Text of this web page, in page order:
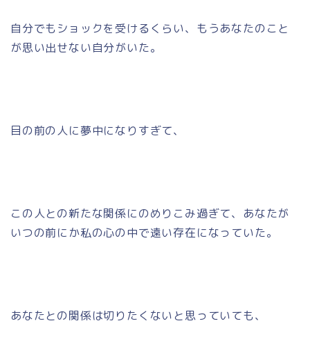
自分でもショックを受けるくらい、もうあなたのこと
が思い出せない自分がいた。
目の前の人に夢中になりすぎて、
この人との新たな関係にのめりこみ過ぎて、あなたが
いつの前にか私の心の中で遠い存在になっていた。
あなたとの関係は切りたくないと思っていても、